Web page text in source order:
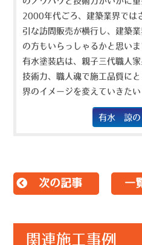
2000年代ごろ、建築業界では
引な訪問販売が横行し、建築
の方もいらっしゃるかと思いま
有水塗装店は、親子三代職人
技術力、職人魂で施工品質に
界のイメージを変えていきたい
有水 諒の
次の記事 一
関連施工事例